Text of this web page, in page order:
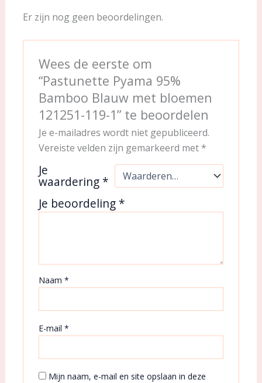
Er zijn nog geen beoordelingen.
Wees de eerste om
“Pastunette Pyama 95%
Bamboo Blauw met bloemen
121251-119-1” te beoordelen
Je e-mailadres wordt niet gepubliceerd.
Vereiste velden zijn gemarkeerd met *
Je
waardering *
Je beoordeling *
Naam*
E-mail*
Mijn naam, e-mail en site opslaan in deze